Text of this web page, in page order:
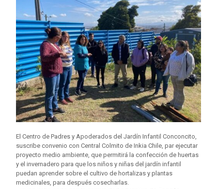
El Centro de Padres y Apoderados del Jardín Infantil Conconcito,
suscribe convenio con Central Colmito de Inkia Chile, par ejecutar
proyecto medio ambiente, que permitirá la confección de huertas
y el invernadero para que los niños y niñas del jardín infantil
puedan aprender sobre el cultivo de hortalizas y plantas
medicinales, para después cosecharlas.